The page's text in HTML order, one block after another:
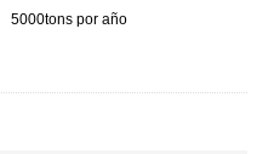
5000tons por año